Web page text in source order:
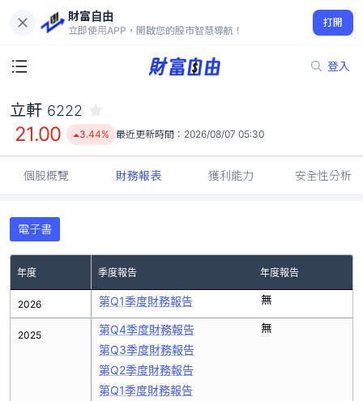
財富自由
立即使用APP，開啟您的股市智慧導航！
打開
登入
21.00
3.44%
立軒 6222
21.00 3.44% 最近更新時間： 2026/08/07 05:30
個股概覽 財務報表 獲利能力 安全性分析
電子書
年度 季度報告 年度報告
2026
2025
第Q1季度財務報告 無
第Q4季度財務報告
第Q3季度財務報告
第Q2季度財務報告
第Q1季度財務報告
無